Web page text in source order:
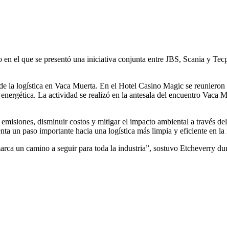
el que se presentó una iniciativa conjunta entre JBS, Scania y
la logística en Vaca Muerta. En el Hotel Casino Magic se
La actividad se realizó en la antesala del encuentro
disminuir costos y mitigar el impacto ambiental a través
un paso importante hacia una logística más limpia y eficiente en la
un camino a seguir para toda la industria”, sostuvo Etcheverry